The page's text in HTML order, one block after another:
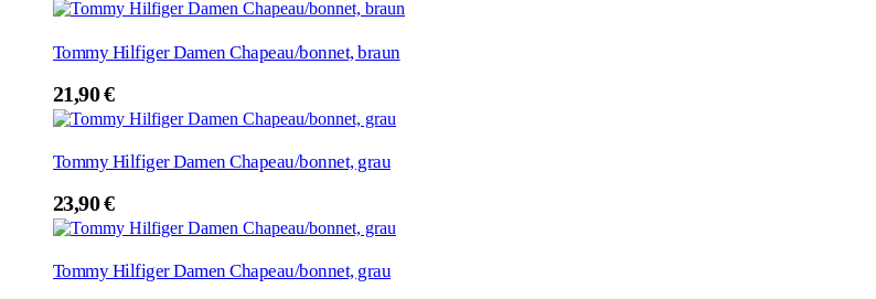
Tommy Hilfiger Damen Chapeau/bonnet, braun
21,90€
Tommy Hilfiger Damen Chapeau/bonnet, grau
23,90€
Tommy Hilfiger Damen Chapeau/bonnet, grau